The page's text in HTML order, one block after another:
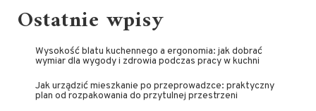
Ostatnie wpisy
Wysokość blatu kuchennego a ergonomia: jak dobrać
wymiar dla wygody i zdrowia podczas pracy w kuchni
Jak urządzić mieszkanie po przeprowadzce: praktyczny
plan od rozpakowania do przytulnej przestrzeni